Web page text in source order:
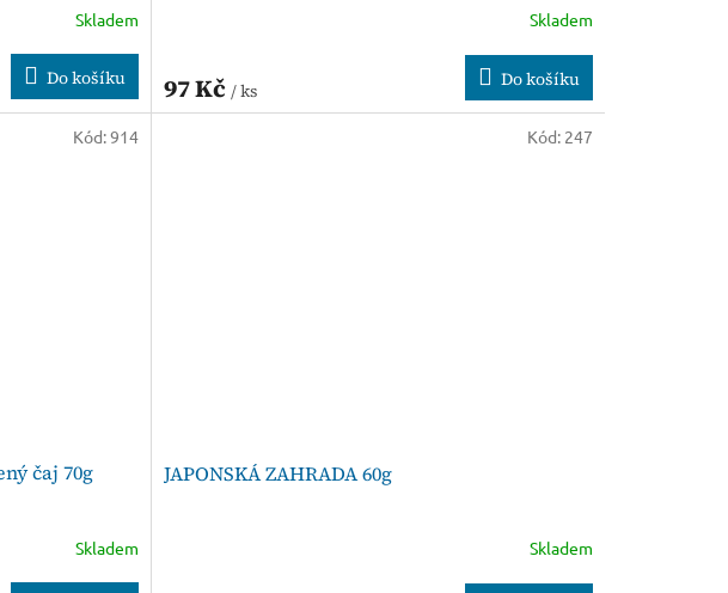
Skladem
Do košíku
Skladem
97 Kč / ks Do košíku
čaj 70g
Skladem
Kód:914
JAPONSKÁ ZAHRADA 60g
Skladem
Kód: 247